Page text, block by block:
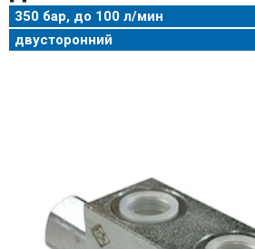
350 бар, до 100 л/мин
двусторонний